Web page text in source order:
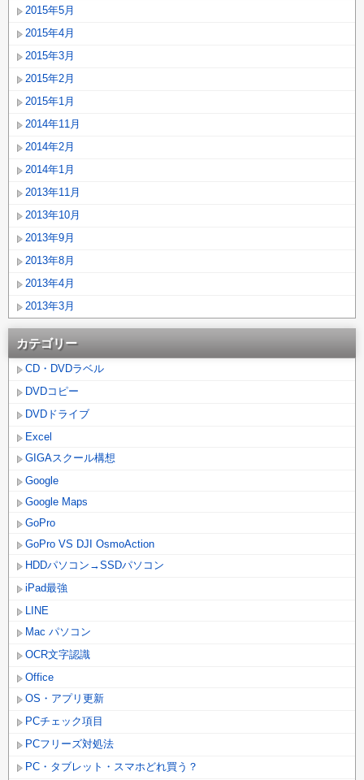
2015年5月
2015年4月
2015年3月
2015年2月
2015年1月
2014年11月
2014年2月
2014年1月
2013年11月
2013年10月
2013年9月
2013年8月
2013年4月
2013年3月
カテゴリー
CD・DVDラベル
DVDコピー
DVDドライブ
Excel
GIGAスクール構想
Google
Google Maps
GoPro
GoPro VS DJI OsmoAction
HDDパソコン→SSDパソコン
iPad最強
LINE
Mac パソコン
OCR文字認識
Office
OS・アプリ更新
PCチェック項目
PCフリーズ対処法
PC・タブレット・スマホどれ買う？